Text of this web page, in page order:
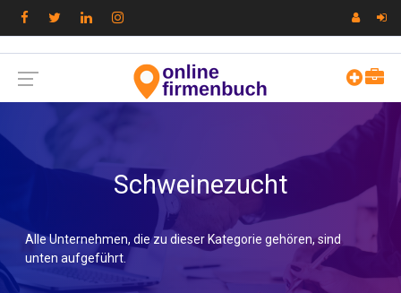
Schweinezucht
Alle Unternehmen, die zu dieser Kategorie gehören, sind
unten aufgeführt.